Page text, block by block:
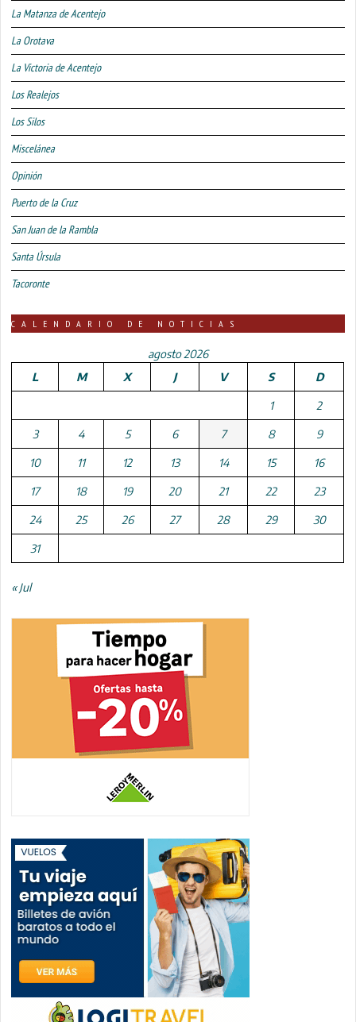
La Matanza de Acentejo
La Orotava
La Victoria de Acentejo
Los Realejos
Los Silos
Miscelánea
Opinión
Puerto de la Cruz
San Juan de la Rambla
Santa Úrsula
Tacoronte
CALENDARIO DE NOTICIAS
agosto 2026
L
M X J V S D
1 2
3 4 5 6 7 8 9
10 11 12 13 14 15 16
17 18 19 20 21 22 23
24 25 26 27 28 29 30
31
« Jul